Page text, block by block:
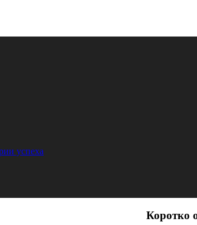
успеха
Коротко